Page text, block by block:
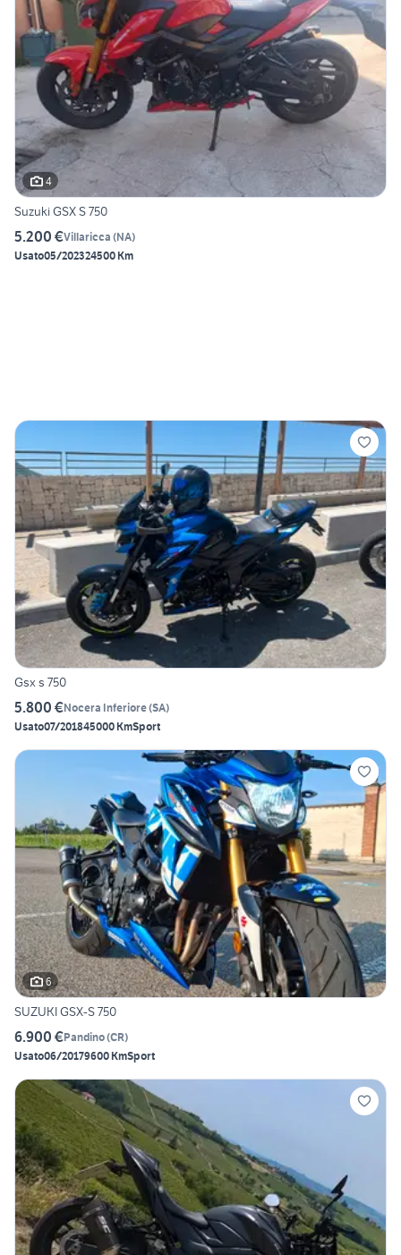
4
Suzuki GSX S 750
5.200 €Villaricca (NA)
Usato05/202324500 Km
Gsx s 750
5.800 €Nocera Inferiore(SA)
Usato07/201845000 KmSport
6
SUZUKI GSX-S 750
6.900 €Pandino(CR)
Usato06/20179600 KmSport